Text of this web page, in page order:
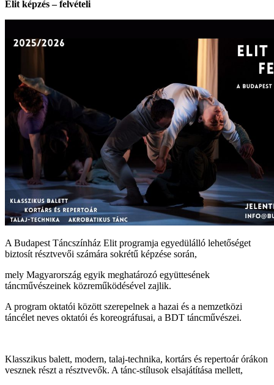
Elit képzés–felvételi
A Budapest Táncszínház Elit programja egyedülálló lehetőséget
biztosít résztvevői számára sokrétű képzése során,
mely Magyarország egyik meghatározó együttesének
táncművészeinek közreműködésével zajlik.
A program oktatói között szerepelnek a hazai és a nemzetközi
táncélet neves oktatói és koreográfusai, a BDT táncművészei.
Klasszikus balett, modern, talaj-technika, kortárs és repertoár órákon
vesznek részt a résztvevők. A tánc-stílusok elsajátítása mellett,